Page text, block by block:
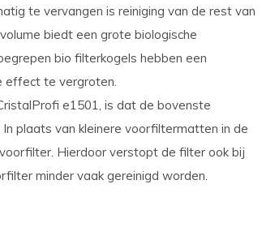
te vervangen is reiniging van de rest van
biedt een grote biologische
bio filterkogels hebben een
effect te vergroten.
e1501, is dat de bovenste
plaats van kleinere voorfiltermatten in de
Hierdoor verstopt de filter ook bij
minder vaak gereinigd worden.